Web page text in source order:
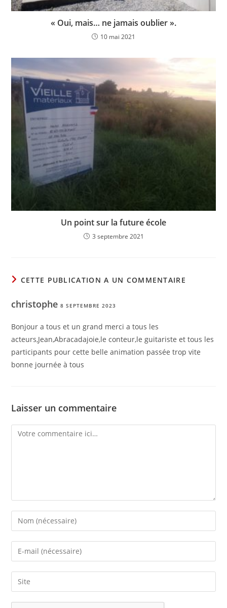
« Oui, mais… ne jamais oublier ».
10 mai 2021
Un point sur la future école
3 septembre 2021
CETTE PUBLICATION A UN COMMENTAIRE
christophe8 SEPTEMBRE 2023
Bonjour a tous et un grand merci a tous les
acteurs,Jean,Abracadajoie,le conteur,le guitariste et tous les
participants pour cette belle animation passée trop vite
bonne journée à tous
Laisser un commentaire
Comment
Enter
your
name
comment
Enter
your
email
address
Saisir
l’URL
de